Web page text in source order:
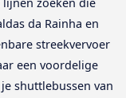
zoeken die
da Rainha en
streekvervoer
een voordelige
shuttlebussen van